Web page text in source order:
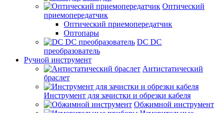
Оптический
приемопередатчик
Оптический приемопередатчик
Оптопары
DC DC
преобразователь
Ручной инструмент
Антистатический
браслет
Инструмент для зачистки и обрезки кабеля
Обжимной инструмент